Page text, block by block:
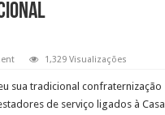
1,329 Visualizações
sua tradicional confraternização
de serviço ligados à Casa